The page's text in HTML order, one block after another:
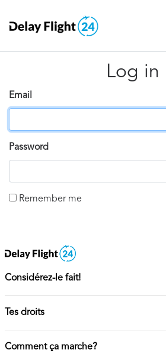
Log in
Email
Password
Remember me
Considérez-le fait!
Tes droits
Comment ça marche?